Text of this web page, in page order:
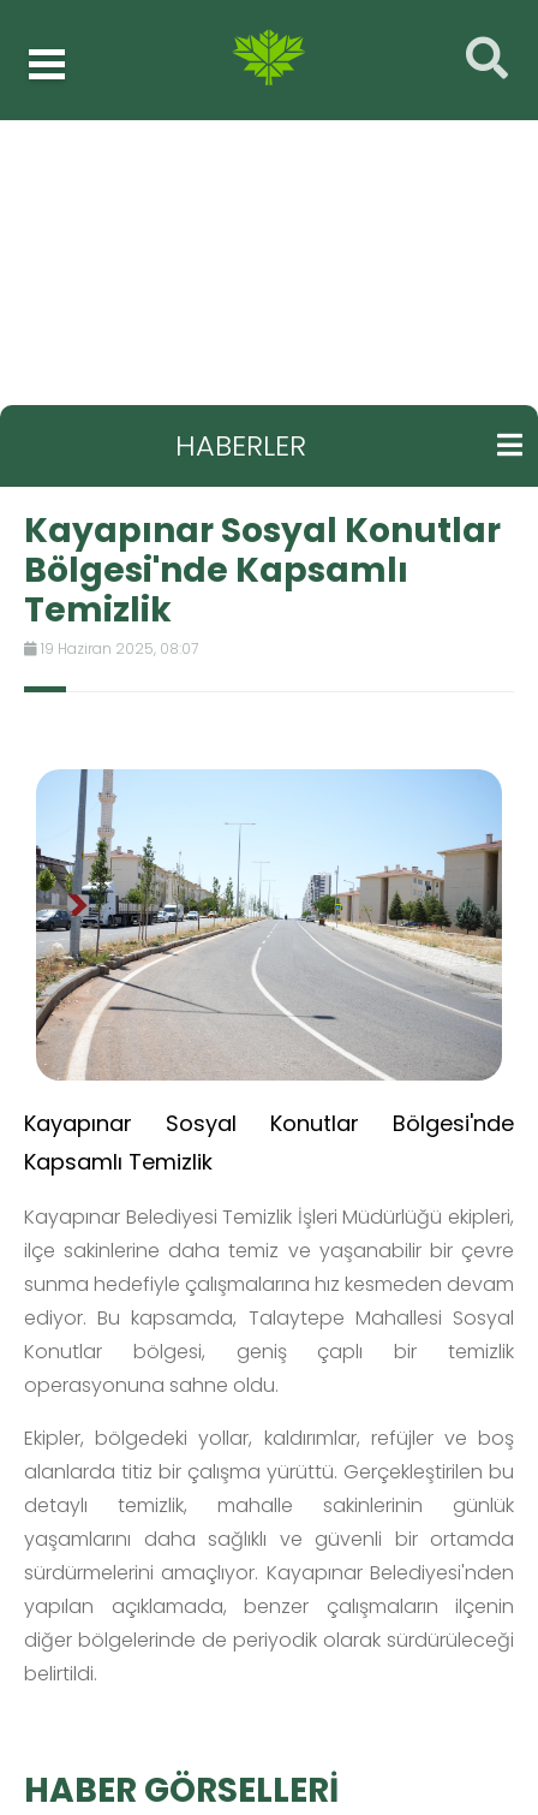
HABERLER
Kayapınar Sosyal Konutlar
Bölgesi'nde Kapsamlı
Temizlik
19 Haziran 2025, 08:07
Kayapınar Sosyal Konutlar Bölgesi'nde
Kapsamlı Temizlik
Kayapınar Belediyesi Temizlik İşleri Müdürlüğü ekipleri,
ilçe sakinlerine daha temiz ve yaşanabilir bir çevre
sunma hedefiyle çalışmalarına hız kesmeden devam
ediyor. Bu kapsamda, Talaytepe Mahallesi Sosyal
Konutlar bölgesi, geniş çaplı bir temizlik
operasyonuna sahne oldu.
Ekipler, bölgedeki yollar, kaldırımlar, refüjler ve boş
alanlarda titiz bir çalışma yürüttü. Gerçekleştirilen bu
detaylı temizlik, mahalle sakinlerinin günlük
yaşamlarını daha sağlıklı ve güvenli bir ortamda
sürdürmelerini amaçlıyor. Kayapınar Belediyesi'nden
yapılan açıklamada, benzer çalışmaların ilçenin
diğer bölgelerinde de periyodik olarak sürdürüleceği
belirtildi.
HABER GÖRSELLERİ